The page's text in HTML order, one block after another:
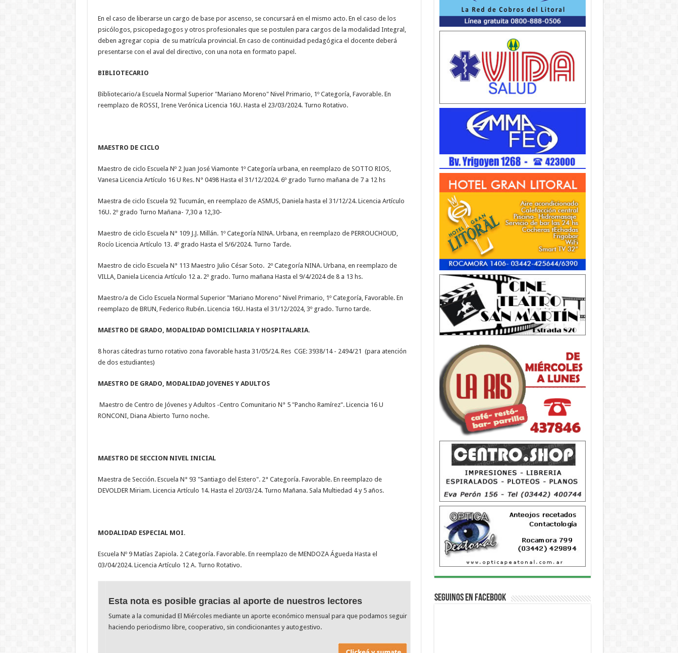
En el caso de liberarse un cargo de base por ascenso, se concursará en el mismo acto. En el caso de los
psicólogos, psicopedagogos y otros profesionales que se postulen para cargos de la modalidad Integral,
deben agregar copia de su matrícula provincial. En caso de continuidad pedagógica el docente deberá
presentarse con el aval del directivo, con una nota en formato papel.
BIBLIOTECARIO
Bibliotecario/a Escuela Normal Superior "Mariano Moreno" Nivel Primario, 1º Categoría, Favorable. En
reemplazo de ROSSI, Irene Verónica Licencia 16U. Hasta el 23/03/2024. Turno Rotativo.
MAESTRO DE CICLO
Maestro de ciclo Escuela Nº 2 Juan José Viamonte 1º Categoría urbana, en reemplazo de SOTTO RIOS,
Vanesa Licencia Artículo 16 U Res. N° 0498 Hasta el 31/12/2024. 6º grado Turno mañana de 7 a 12 hs
Maestra de ciclo Escuela 92 Tucumán, en reemplazo de ASMUS, Daniela hasta el 31/12/24. Licencia Artículo
16U. 2º grado Turno Mañana- 7,30 a 12,30-
Maestro de ciclo Escuela N° 109 J.J. Millán. 1º Categoría NINA. Urbana, en reemplazo de PERROUCHOUD,
Rocío Licencia Artículo 13. 4º grado Hasta el 5/6/2024. Turno Tarde.
Maestro de ciclo Escuela N° 113 Maestro Julio César Soto. 2º Categoría NINA. Urbana, en reemplazo de
VILLA, Daniela Licencia Artículo 12 a. 2º grado. Turno mañana Hasta el 9/4/2024 de 8 a 13 hs.
Maestro/a de Ciclo Escuela Normal Superior "Mariano Moreno" Nivel Primario, 1º Categoría, Favorable. En
reemplazo de BRUN, Federico Rubén. Licencia 16U. Hasta el 31/12/2024, 3º grado. Turno tarde.
MAESTRO DE GRADO, MODALIDAD DOMICILIARIA Y HOSPITALARIA.
8 horas cátedras turno rotativo zona favorable hasta 31/05/24. Res CGE: 3938/14 - 2494/21 (para atención
de dos estudiantes)
MAESTRO DE GRADO, MODALIDAD JOVENES Y ADULTOS
Maestro de Centro de Jóvenes y Adultos -Centro Comunitario N° 5 "Pancho Ramírez". Licencia 16 U
RONCONI, Diana Abierto Turno noche.
MAESTRO DE SECCION NIVEL INICIAL
Maestra de Sección. Escuela N° 93 "Santiago del Estero". 2° Categoría. Favorable. En reemplazo de
DEVOLDER Miriam. Licencia Artículo 14. Hasta el 20/03/24. Turno Mañana. Sala Multiedad 4 y 5 años.
MODALIDAD ESPECIAL MOI.
Escuela Nº 9 Matías Zapiola. 2 Categoría. Favorable. En reemplazo de MENDOZA Águeda Hasta el
03/04/2024. Licencia Artículo 12 A. Turno Rotativo.
Esta nota es posible gracias al aporte de nuestros lectores
Sumate a la comunidad El Miércoles mediante un aporte económico mensual para que podamos seguir
haciendo periodismo libre, cooperativo, sin condicionantes y autogestivo.
Seguinos en Facebook